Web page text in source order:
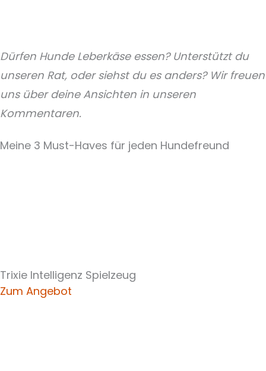
Dürfen Hunde Leberkäse essen? Unterstützt du
unseren Rat, oder siehst du es anders? Wir freuen
uns über deine Ansichten in unseren
Kommentaren.
Meine 3 Must-Haves für jeden Hundefreund
Trixie Intelligenz Spielzeug
Zum Angebot